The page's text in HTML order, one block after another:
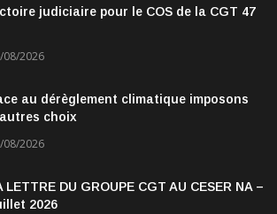
judiciaire pour le COS de la CGT 47
08/2026
au dérèglement climatique imposons
choix
08/2026
LETTRE DU GROUPE CGT AU CESER NA –
2026